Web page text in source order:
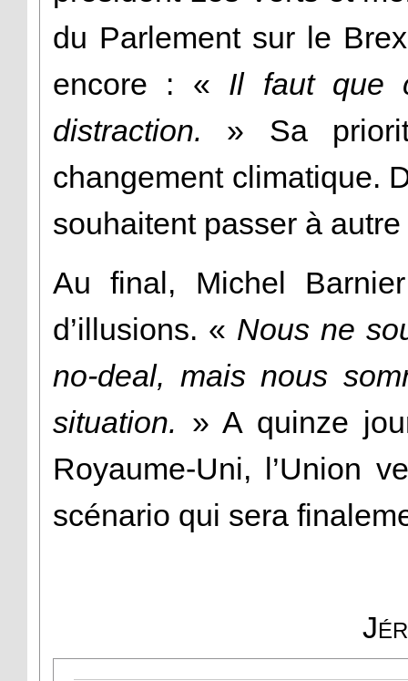
du Parlement sur le
encore : « Il faut que
distraction. » Sa
changement climatique.
souhaitent passer à
Au final, Michel
d’illusions. « Nous ne
no-deal, mais nous
situation. » A quinze
Royaume-Uni, l’Union
scénario qui sera